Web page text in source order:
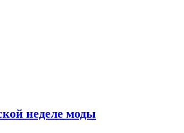
неделе моды